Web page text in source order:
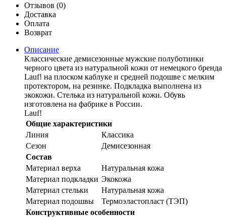
Отзывов (0)
Доставка
Оплата
Возврат
Описание
Классические демисезонные мужские полуботинки
черного цвета из натуральной кожи от немецкого бренда
Lauf! на плоском каблуке и средней подошве с мелким
протектором, на резинке. Подкладка выполнена из
экокожи. Стелька из натуральной кожи. Обувь
изготовлена на фабрике в России.
Lauf!
Общие характеристики
Линия
Классика
Сезон
Демисезонная
Состав
Материал верха
Натуральная кожа
Материал подкладки Экокожа
Материал стельки
Натуральная кожа
Материал подошвы
Термоэластопласт (ТЭП)
Конструктивные особенности